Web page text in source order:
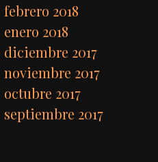
febrero 2018
enero 2018
diciembre 2017
noviembre 2017
octubre 2017
septiembre 2017